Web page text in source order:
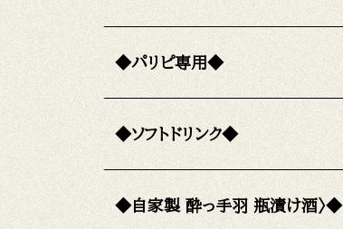
◆パリピ専用◆
◆ソフトドリンク◆
◆自家製 酔っ手羽 瓶漬け酒〉◆